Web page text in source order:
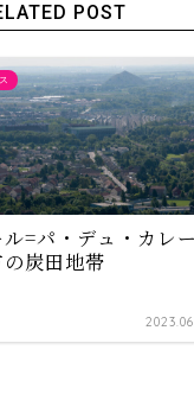
POST
ル=パ・デュ・カレー
炭田地帯